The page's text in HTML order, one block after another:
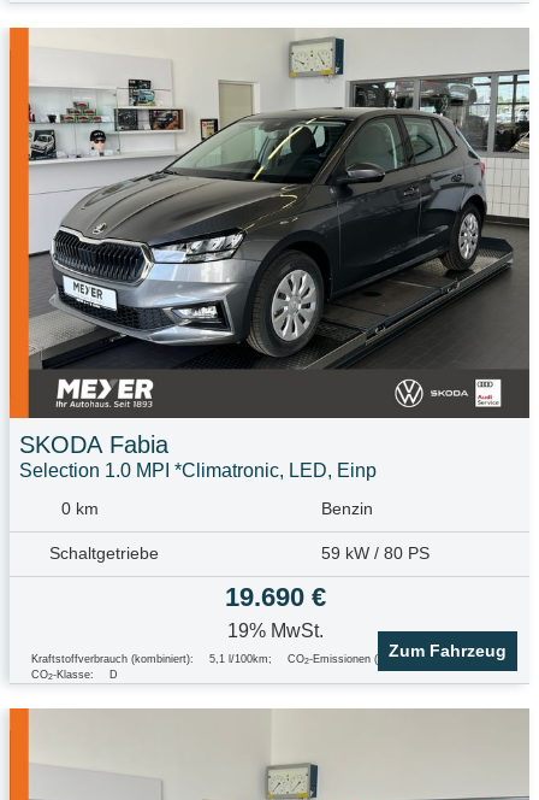
SKODA Fabia
Selection 1.0 MPI *Climatronic, LED, Einp
0 km Benzin
Schaltgetriebe 59 kW / 80 PS
19.690 €
19% MwSt.
Kraftstoffverbrauch (kombiniert): 5,1 l/100km; CO2-Emissionen (kombiniert): 117.0 g/km
CO2-Klasse: D
Zum Fahrzeug